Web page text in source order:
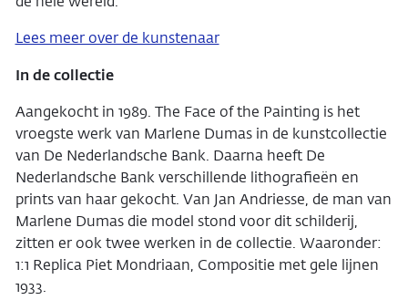
Lees meer over de kunstenaar
In de collectie
Aangekocht in 1989. The Face of the Painting is het
vroegste werk van Marlene Dumas in de kunstcollectie
van De Nederlandsche Bank. Daarna heeft De
Nederlandsche Bank verschillende lithografieën en
prints van haar gekocht. Van Jan Andriesse, de man van
Marlene Dumas die model stond voor dit schilderij,
zitten er ook twee werken in de collectie. Waaronder:
1:1 Replica Piet Mondriaan, Compositie met gele lijnen
1933.